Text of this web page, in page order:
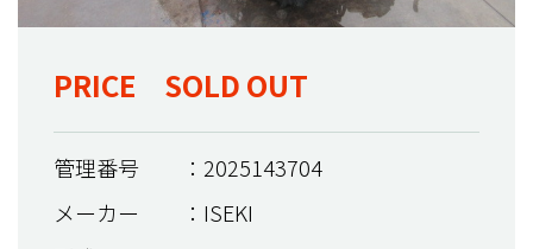
PRICE SOLD OUT
管理番号
：2025143704
メーカー
：ISEKI